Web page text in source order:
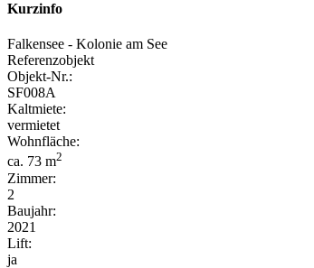
Kurzinfo
Falkensee - Kolonie am See
Referenzobjekt
Objekt-Nr.:
SF008A
Kaltmiete:
vermietet
Wohnfläche:
ca. 73 m2
Zimmer:
2
Baujahr:
2021
Lift:
ja